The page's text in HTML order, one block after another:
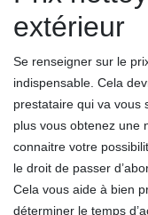
extérieur
Se renseigner sur le
indispensable. Cela
prestataire qui va vous
plus vous obtenez une
connaitre votre
le droit de passer
Cela vous aide à bien
déterminer le temps